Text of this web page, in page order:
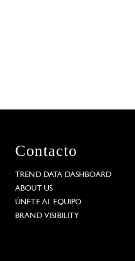
Contacto
TREND DATA DASHBOARD
ABOUT US
ÚNETE AL EQUIPO
BRAND VISIBILITY